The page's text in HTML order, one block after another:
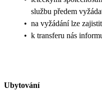
službu předem
• na vyžádání lze
• k transferu nás
Ubytování